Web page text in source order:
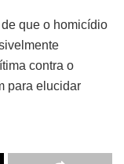
que o homicídio
contra o
para elucidar